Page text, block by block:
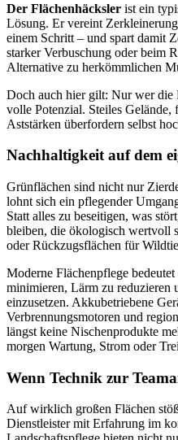
Der Flächenhäcksler ist ein
Lösung. Er vereint
einem Schritt – und spart damit
starker Verbuschung oder beim
Alternative zu herkömmlichen
Doch auch hier gilt: Nur wer die
volle Potenzial. Steiles Gelände,
Aststärken überfordern selbst
Nachhaltigkeit auf dem
Grünflächen sind nicht nur
lohnt sich ein pflegender
Statt alles zu beseitigen, was
bleiben, die ökologisch wertvoll
oder Rückzugsflächen für
Moderne Flächenpflege
minimieren, Lärm zu reduzieren
einzusetzen. Akkubetriebene
Verbrennungsmotoren und
längst keine Nischenprodukte
morgen Wartung, Strom oder
Wenn Technik zur
Auf wirklich großen Flächen
Dienstleister mit Erfahrung im